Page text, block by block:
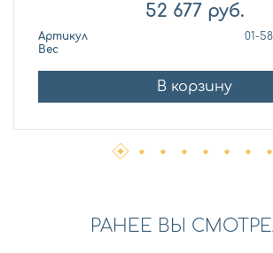
52 677 руб.
Артикул
01-
Вес
В корзину
РАНЕЕ ВЫ